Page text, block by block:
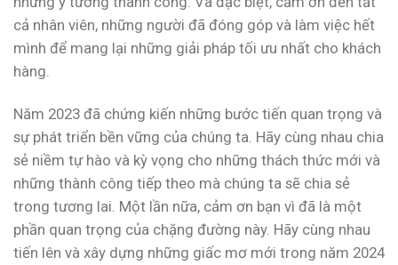
cả nhân viên, những người đã đóng góp và làm việc hết
mình để mang lại những giải pháp tối ưu nhất cho khách
hàng.
Năm 2023 đã chứng kiến những bước tiến quan trọng và
sự phát triển bền vững của chúng ta. Hãy cùng nhau chia
sẻ niềm tự hào và kỳ vọng cho những thách thức mới và
những thành công tiếp theo mà chúng ta sẽ chia sẻ
trong tương lai. Một lần nữa, cảm ơn bạn vì đã là một
phần quan trọng của chặng đường này. Hãy cùng nhau
tiến lên và xây dựng những giấc mơ mới trong năm 2024